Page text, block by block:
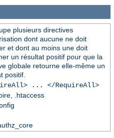
plusieurs directives
dont aucune ne doit
et dont au moins une doit
un résultat positif pour que la
globale retourne elle-même un
positif.
... </RequireAll>
.htaccess